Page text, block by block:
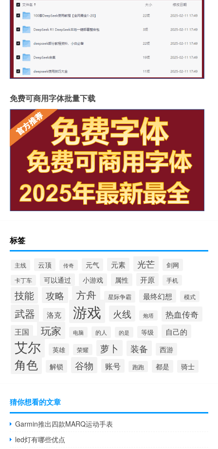
免费可商用字体批量下载
标签
主线 云顶 传奇 元气 元素 光芒 剑网
卡丁车 可以通过 小游戏 属性 开原 手机
技能 攻略 方舟 星际争霸 最终幻想 模式
武器 洛克 游戏 火线 炮塔 热血传奇
王国 玩家 电脑 的人 的是 等级 自己的
艾尔 英雄 荣耀 萝卜 装备 西游
角色 解锁 谷物 账号 跑跑 都是 骑士
猜你想看的文章
Garmin推出四款MARQ运动手表
led灯有哪些优点